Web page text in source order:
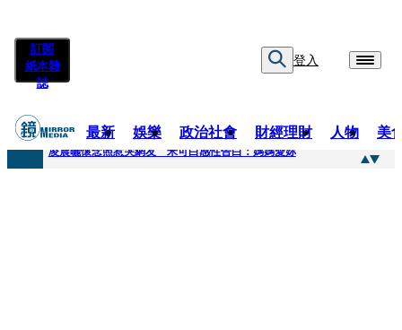
訂閱
紙本雜
誌
登入
最新 娛樂 政治社會 財經理財 人物 美
快訊
凌晨曬懷念照惹哭網友 米可白感性告白：媽媽愛妳